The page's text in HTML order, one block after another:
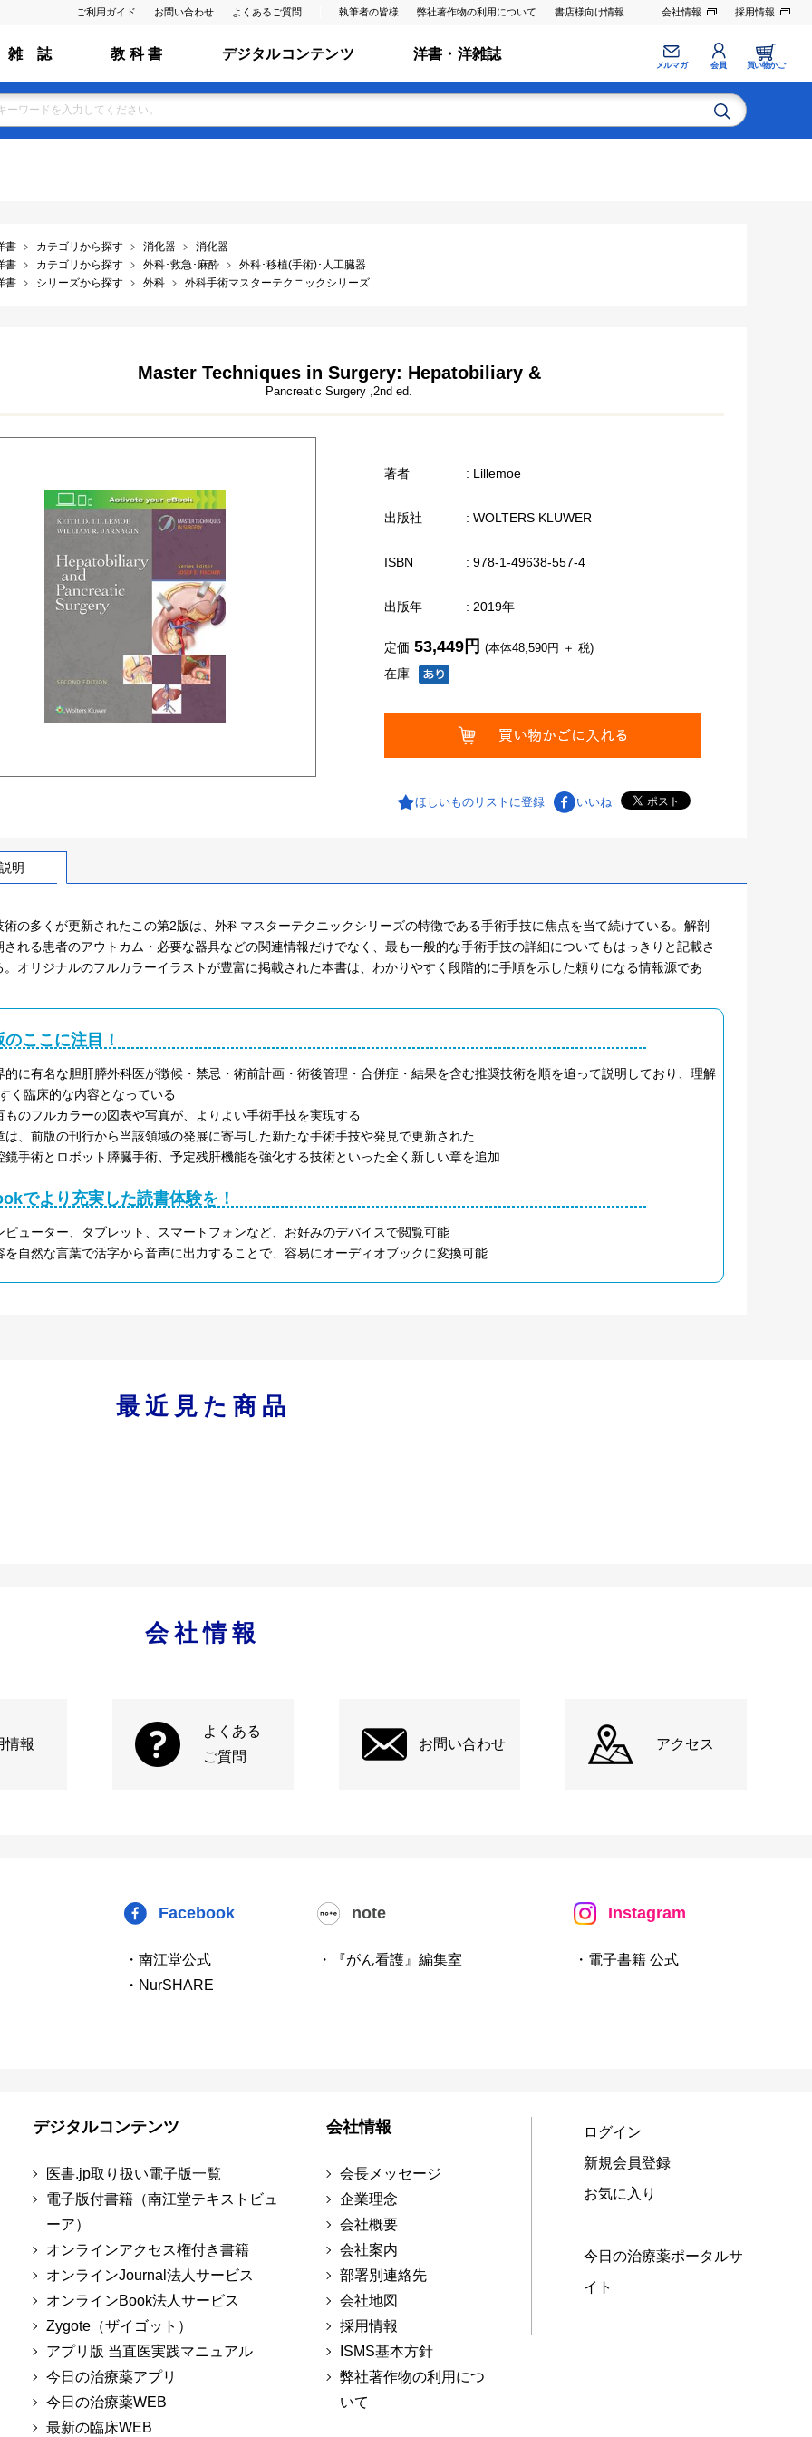
ご利用ガイド お問い合わせ よくあるご質問 執筆者の皆様 弊社著作物の利用について 書店様向け情報 会社情報 採用情報
雑 誌 教 科 書 デジタルコンテンツ 洋書・洋雑誌
メルマガ 会員 買い物かご
書 カテゴリから探す 消化器
消化器
書 カテゴリから探す 外科･救急･麻酔
外科･移植(手術)･人工臓器
書 シリーズから探す 外科 外科手術マスターテクニックシリーズ
Master Techniques in Surgery: Hepatobiliary &
Pancreatic Surgery ,2nd ed.
著者 : Lillemoe
出版社 : WOLTERS KLUWER
ISBN : 978-1-49638-557-4
出版年 : 2019年
在庫
定価 53,449円 (本体48,590円 ＋ 税)
ほしいものリストに登録 いいね
明
術の多くが更新されたこの第2版は、外科マスターテクニックシリーズの特徴である手術手技に焦点を当て続けている。解剖
される患者のアウトカム・必要な器具などの関連情報だけでなく、最も一般的な手術手技の詳細についてもはっきりと記載さ
。オリジナルのフルカラーイラストが豊富に掲載された本書は、わかりやすく段階的に手順を示した頼りになる情報源であ
のここに注目！
的に有名な胆肝膵外科医が徴候・禁忌・術前計画・術後管理・合併症・結果を含む推奨技術を順を追って説明しており、理解
く臨床的な内容となっている
ものフルカラーの図表や写真が、よりよい手術手技を実現する
は、前版の刊行から当該領域の発展に寄与した新たな手術手技や発見で更新された
鏡手術とロボット膵臓手術、予定残肝機能を強化する技術といった全く新しい章を追加
でより充実した読書体験を！
ピューター、タブレット、スマートフォンなど、お好みのデバイスで閲覧可能
を自然な言葉で活字から音声に出力することで、容易にオーディオブックに変換可能
最近見た商品
会社情報
情報
よくある
ご質問
お問い合わせ アクセス
Facebook
・南江堂公式
・NurSHARE
note
・『がん看護』編集室
Instagram
・電子書籍 公式
デジタルコンテンツ
医書.jp取り扱い電子版一覧
電子版付書籍（南江堂テキストビュ
ーア）
オンラインアクセス権付き書籍
オンラインJournal法人サービス
オンラインBook法人サービス
Zygote（ザイゴット）
アプリ版 当直医実践マニュアル
今日の治療薬アプリ
今日の治療薬WEB
最新の臨床WEB
会社情報
会長メッセージ
企業理念
会社概要
会社案内
部署別連絡先
会社地図
採用情報
ISMS基本方針
弊社著作物の利用につ
いて
ログイン
新規会員登録
お気に入り
今日の治療薬ポータルサ
イト